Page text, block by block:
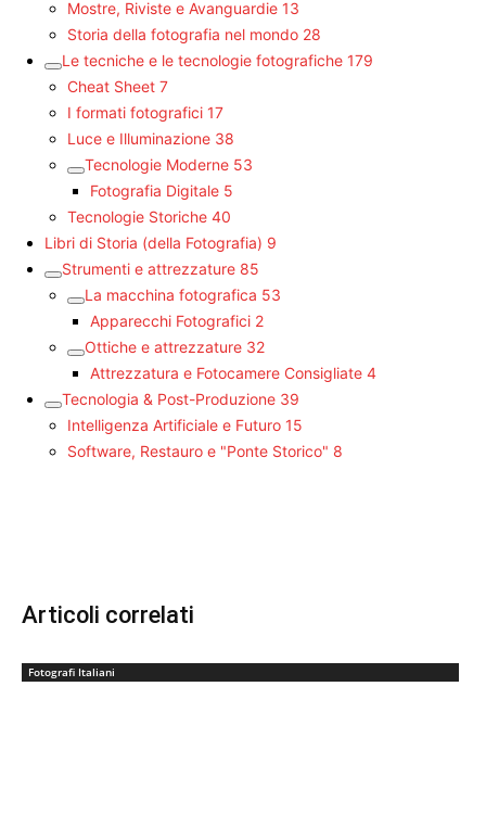
Mostre, Riviste e Avanguardie 13
Storia della fotografia nel mondo 28
Le tecniche e le tecnologie fotografiche 179
Cheat Sheet 7
I formati fotografici 17
Luce e Illuminazione 38
Tecnologie Moderne 53
Fotografia Digitale 5
Tecnologie Storiche 40
Libri di Storia (della Fotografia) 9
Strumenti e attrezzature 85
La macchina fotografica 53
Apparecchi Fotografici 2
Ottiche e attrezzature 32
Attrezzatura e Fotocamere Consigliate 4
Tecnologia & Post-Produzione 39
Intelligenza Artificiale e Futuro 15
Software, Restauro e "Ponte Storico" 8
Articoli correlati
Fotografi Italiani